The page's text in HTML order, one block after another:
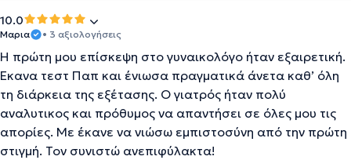
10.0
Μαρια • 3 αξιολογήσεις
Η πρώτη μου επίσκεψη στο γυναικολόγο ήταν εξαιρετική.
Έκανα τεστ Παπ και ένιωσα πραγματικά άνετα καθ’ όλη
τη διάρκεια της εξέτασης. Ο γιατρός ήταν πολύ
αναλυτικος και πρόθυμος να απαντήσει σε όλες μου τις
απορίες. Με έκανε να νιώσω εμπιστοσύνη από την πρώτη
στιγμή. Τον συνιστώ ανεπιφύλακτα!